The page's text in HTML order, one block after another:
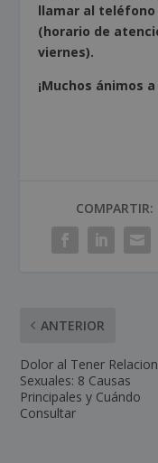
llamar al teléfono
(horario de
viernes).
¡Muchos ánimos
COMPARTIR:
ANTERIOR
Dolor al Tener
Sexuales: 8 Causas
Principales y Cuándo
Consultar